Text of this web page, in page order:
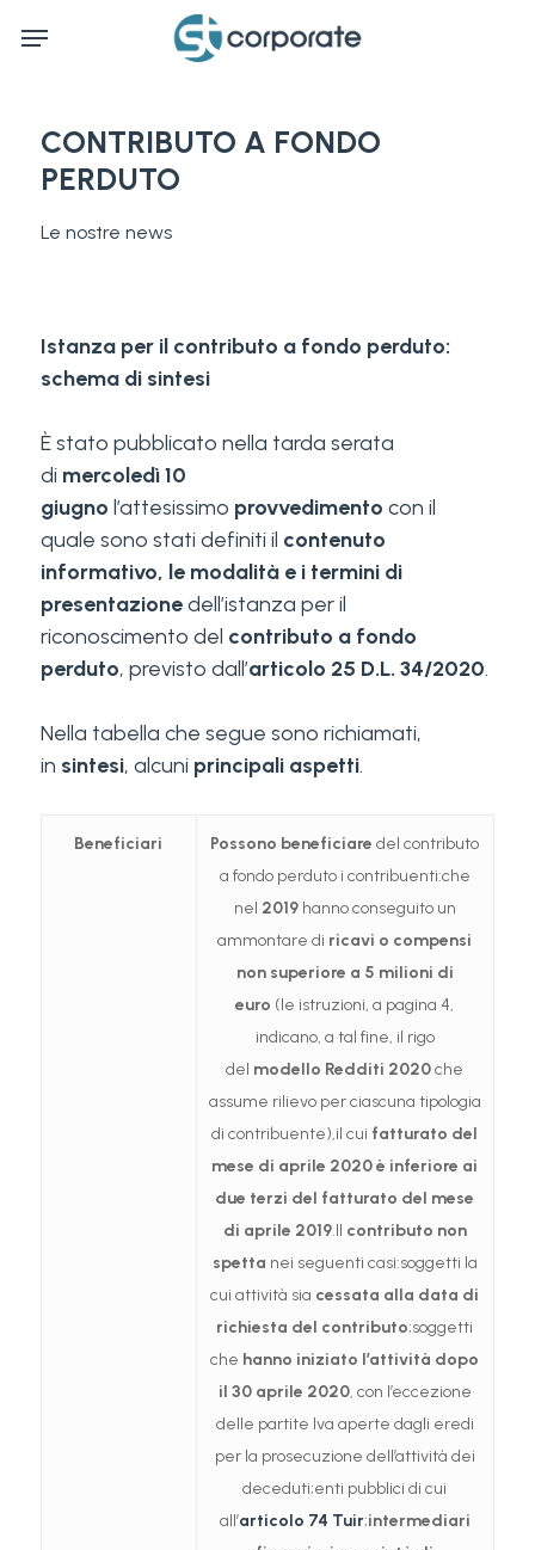
Menu
CONTRIBUTO A FONDO
PERDUTO
Le nostre news
Istanza per il contributo a fondo perduto:
schema di sintesi
È stato pubblicato nella tarda serata
di mercoledì 10
giugno l’attesissimo provvedimento con il
quale sono stati definiti il contenuto
informativo, le modalità e i termini di
presentazionedell’istanza per il
riconoscimento del contributo a fondo
perduto, previsto dall’articolo 25 D.L. 34/2020.
Nella tabella che segue sono richiamati,
in sintesi, alcuni principali aspetti.
Beneficiari Possono beneficiare del contributo
a fondo perduto i contribuenti:che
nel 2019hanno conseguito un
ammontare di ricavi o compensi
non superiore a 5 milioni di
euro (le istruzioni, a pagina 4,
indicano, a tal fine, il rigo
del modello Redditi 2020che
assume rilievo per ciascuna tipologia
di contribuente),il cui fatturato del
mese di aprile 2020 è inferiore ai
due terzi del fatturato del mese
di aprile 2019.Il contributo non
spetta nei seguenti casi:soggetti la
cui attività sia cessata alla data di
richiesta del contributo;soggetti
che hanno iniziato l’attività dopo
il 30 aprile 2020, con l’eccezione
delle partite Iva aperte dagli eredi
per la prosecuzione dell’attività dei
deceduti;enti pubblici di cui
all’articolo 74 Tuir;intermediari